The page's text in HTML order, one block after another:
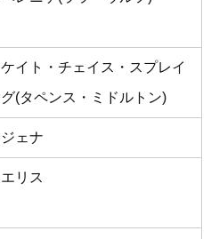
ケイト・チェイス・スプレイ
グ(タペンス・ミドルトン)
ジェナ
エリス